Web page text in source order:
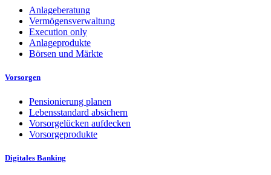
Anlageberatung
Vermögensverwaltung
Execution only
Anlageprodukte
Börsen und Märkte
Vorsorgen
Pensionierung planen
Lebensstandard absichern
Vorsorgelücken aufdecken
Vorsorgeprodukte
Digitales Banking